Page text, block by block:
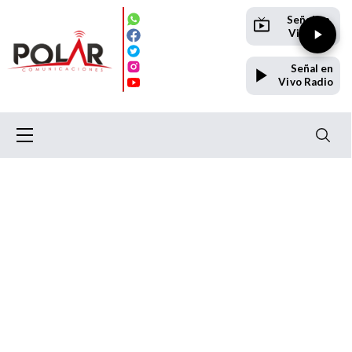
Señal en
Vivo TV
Señal en
Vivo Radio